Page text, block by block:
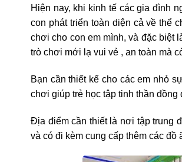
Hiện nay, khi kinh tế các gia đình
con phát triển toàn diện cả về thể
chơi cho con em mình, và đặc biệt
trò chơi mới lạ vui vẻ , an toàn mà
Bạn cần thiết kế cho các em nhỏ
chơi giúp trẻ học tập tinh thần
Địa điểm cần thiết là nơi tập trung
và có đi kèm cung cấp thêm các